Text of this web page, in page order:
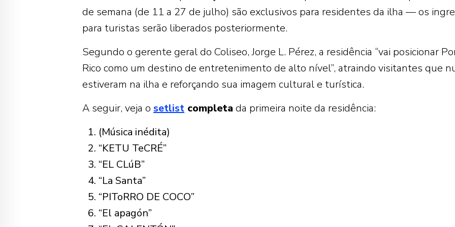
de semana (de 11 a 27 de julho) são exclusivos para residentes da ilha — os
para turistas serão liberados posteriormente.
Segundo o gerente geral do Coliseo, Jorge L. Pérez, a residência “vai posicionar
Rico como um destino de entretenimento de alto nível”, atraindo visitantes que
estiveram na ilha e reforçando sua imagem cultural e turística.
A seguir, veja o setlist completa da primeira noite da residência:
(Música inédita)
“KETU TeCRÉ”
“EL CLúB”
“La Santa”
“PIToRRO DE COCO”
“El apagón”